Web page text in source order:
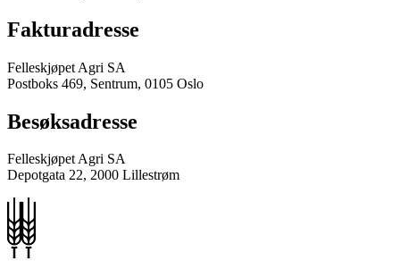
Fakturadresse
Felleskjøpet Agri SA
Postboks 469, Sentrum, 0105 Oslo
Besøksadresse
Felleskjøpet Agri SA
Depotgata 22, 2000 Lillestrøm